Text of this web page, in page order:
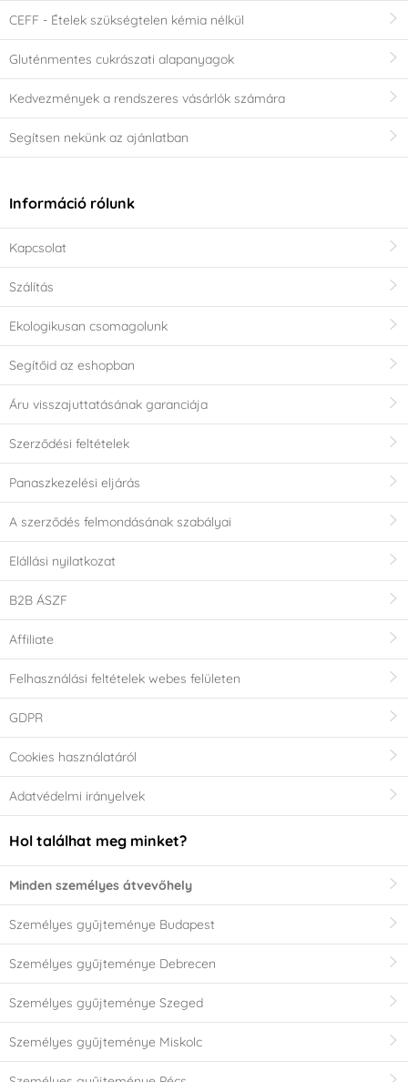
CEFF - Ételek szükségtelen kémia nélkül
Gluténmentes cukrászati alapanyagok
Kedvezmények a rendszeres vásárlók számára
Segítsen nekünk az ajánlatban
Információ rólunk
Kapcsolat
Szálítás
Ekologikusan csomagolunk
Segítőid az eshopban
Áru visszajuttatásának garanciája
Szerződési feltételek
Panaszkezelési eljárás
A szerződés felmondásának szabályai
Elállási nyilatkozat
B2B ÁSZF
Affiliate
Felhasználási feltételek webes felületen
GDPR
Cookies használatáról
Adatvédelmi irányelvek
Hol találhat meg minket?
Minden személyes átvevőhely
Személyes gyűjteménye Budapest
Személyes gyűjteménye Debrecen
Személyes gyűjteménye Szeged
Személyes gyűjteménye Miskolc